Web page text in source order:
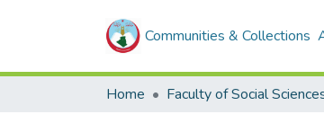
Communities & Collections
Home